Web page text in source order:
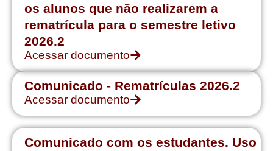
os alunos que não realizarem a
rematrícula para o semestre letivo
2026.2
Acessar documento
Comunicado - Rematrículas 2026.2
Acessar documento
Comunicado com os estudantes. Uso